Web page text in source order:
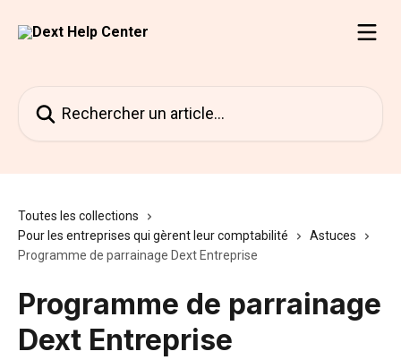
Toutes les collections
Pour les entreprises qui gèrent leur comptabilité
Astuces
Programme de parrainage Dext Entreprise
Programme de parrainage
Dext Entreprise